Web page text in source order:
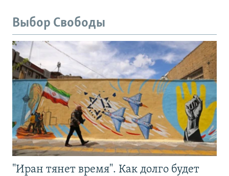
Выбор Свободы
"Иран тянет время". Как долго будет